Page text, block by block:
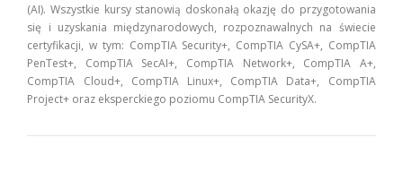
(AI). Wszystkie kursy stanowią doskonałą okazję do przygotowania
się i uzyskania międzynarodowych, rozpoznawalnych na świecie
certyfikacji, w tym: CompTIA Security+, CompTIA CySA+, CompTIA
PenTest+, CompTIA SecAI+, CompTIA Network+, CompTIA A+,
CompTIA Cloud+, CompTIA Linux+, CompTIA Data+, CompTIA
Project+ oraz eksperckiego poziomu CompTIA SecurityX.